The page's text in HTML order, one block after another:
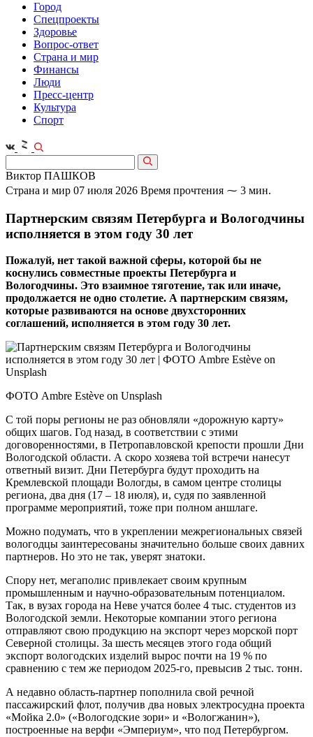
Город
Спецпроекты
Здоровье
Вопрос-ответ
Страна и мир
Финансы
Люди
Пресс-центр
Культура
Спорт
Виктор ПАШКОВ
Страна и мир 07 июля 2026 Время прочтения ⁓ 3 мин.
Партнерским связям Петербурга и Вологодчины
исполняется в этом году 30 лет
Пожалуй, нет такой важной сферы, которой бы не
коснулись совместные проекты Петербурга и
Вологодчины. Это взаимное тяготение, так или иначе,
продолжается не одно столетие. А партнерским связям,
которые развиваются на основе двухсторонних
соглашений, исполняется в этом году 30 лет.
ФОТО Ambre Estève on Unsplash
С той поры регионы не раз обновляли «дорожную карту»
общих шагов. Год назад, в соответствии с этими
договоренностями, в Петропавловской крепости прошли Дни
Вологодской области. А скоро хозяева той встречи нанесут
ответный визит. Дни Петербурга будут проходить на
Кремлевской площади Вологды, в самом центре столицы
региона, два дня (17 – 18 июля), и, судя по заявленной
программе мероприятий, тоже при полном аншлаге.
Можно подумать, что в укреп­лении межрегиональных связей
вологодцы заинтересованы значительно больше своих давних
партнеров. Но это не так, уверят знатоки.
Спору нет, мегаполис привлекает своим крупным
промышленным и научно-образовательным потенциалом.
Так, в вузах города на Неве учатся более 4 тыс. студентов из
Вологодской земли. Некоторые компании этого региона
отправляют свою продукцию на экспорт через морской порт
Северной столицы. За шесть месяцев этого года общий
экспорт вологодских изделий вырос почти на 19 % по
сравнению с тем же периодом 2025‑го, превысив 2 тыс. тонн.
А недавно область-партнер пополнила свой речной
пассажирский флот, получив два новых электросудна проекта
«Мойка 2.0» («Вологодские зори» и «Вологжанин»),
построенные на верфи «Эмпериум», что под Петербургом.